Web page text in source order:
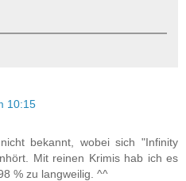
10:15
bekannt, wobei sich "Infinity
Mit reinen Krimis hab ich es
% zu langweilig. ^^